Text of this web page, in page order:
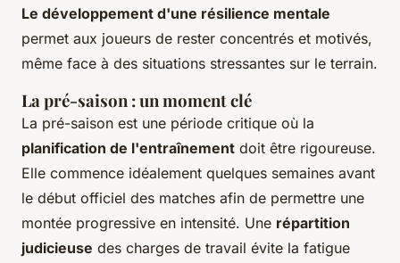
Le développement d'une résilience mentale
permet aux joueurs de rester concentrés et motivés,
même face à des situations stressantes sur le terrain.
La pré-saison : un moment clé
La pré-saison est une période critique où la
planification de l'entraînement doit être rigoureuse.
Elle commence idéalement quelques semaines avant
le début officiel des matches afin de permettre une
montée progressive en intensité. Une répartition
judicieuse des charges de travail évite la fatigue